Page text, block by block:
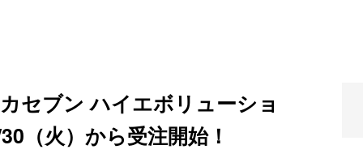
セブン ハイエボリューショ
（火）から受注開始！